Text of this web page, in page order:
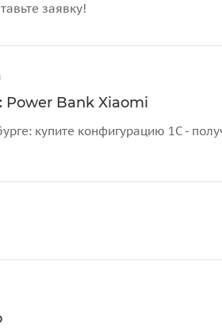
заявку!
Power Bank Xiaomi
купите конфигурацию 1С -